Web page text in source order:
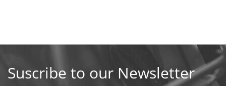
Suscribe to our Newsletter